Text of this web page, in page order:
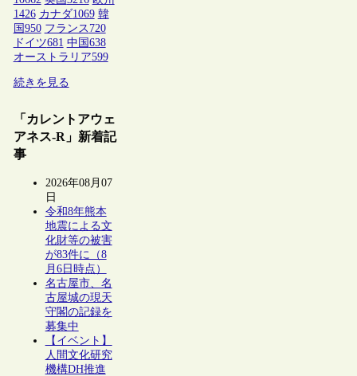
1426 カナダ1069 韓
国 950 フランス 720
ドイツ681 中国 638
オーストラリア599
続きを見る
「カレントアウェ
アネス-R」新着記
事
2026年08月07
日
令和8年熊本
地震による文
化財等の被害
が83件に（8
月6日時点）
名古屋市、名
古屋城の現天
守閣の記録を
募集中
【イベント】
人間文化研究
機構DH推進